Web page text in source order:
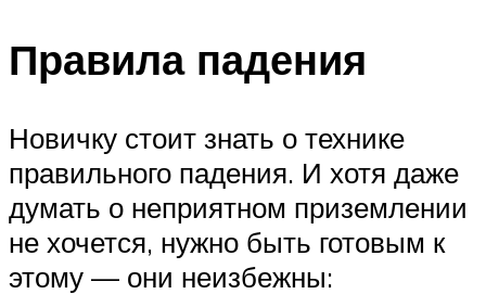
Правила падения
Новичку стоит знать о технике
правильного падения. И хотя даже
думать о неприятном приземлении
не хочется, нужно быть готовым к
этому — они неизбежны: